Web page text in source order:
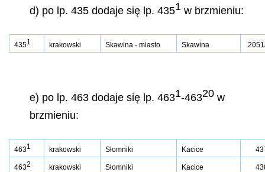
d) po lp. 435 dodaje się lp. 4351 w brzmieniu:
4351 krakowski Skawina - miasto Skawina
e) po lp. 463 dodaje się lp. 4631-46320 w
brzmieniu:
4631 krakowski Słomniki Kacice
4632 krakowski Słomniki Kacice